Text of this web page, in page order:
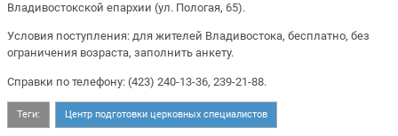
Владивостокской епархии (ул. Пологая, 65).
Условия поступления: для жителей Владивостока, бесплатно, без
ограничения возраста, заполнить анкету.
Справки по телефону: (423) 240-13-36, 239-21-88.
Теги: Центр подготовки церковных специалистов